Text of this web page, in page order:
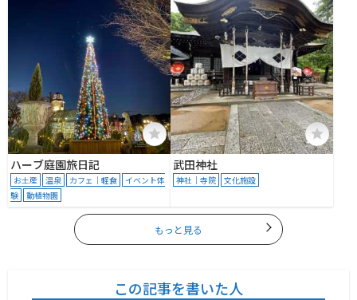
ハーブ庭園旅日記
お土産 温泉 カフェ｜軽食
イベント体
験
動植物園
武田神社
神社｜寺院 文化施設
もっと見る
この記事を書いた人